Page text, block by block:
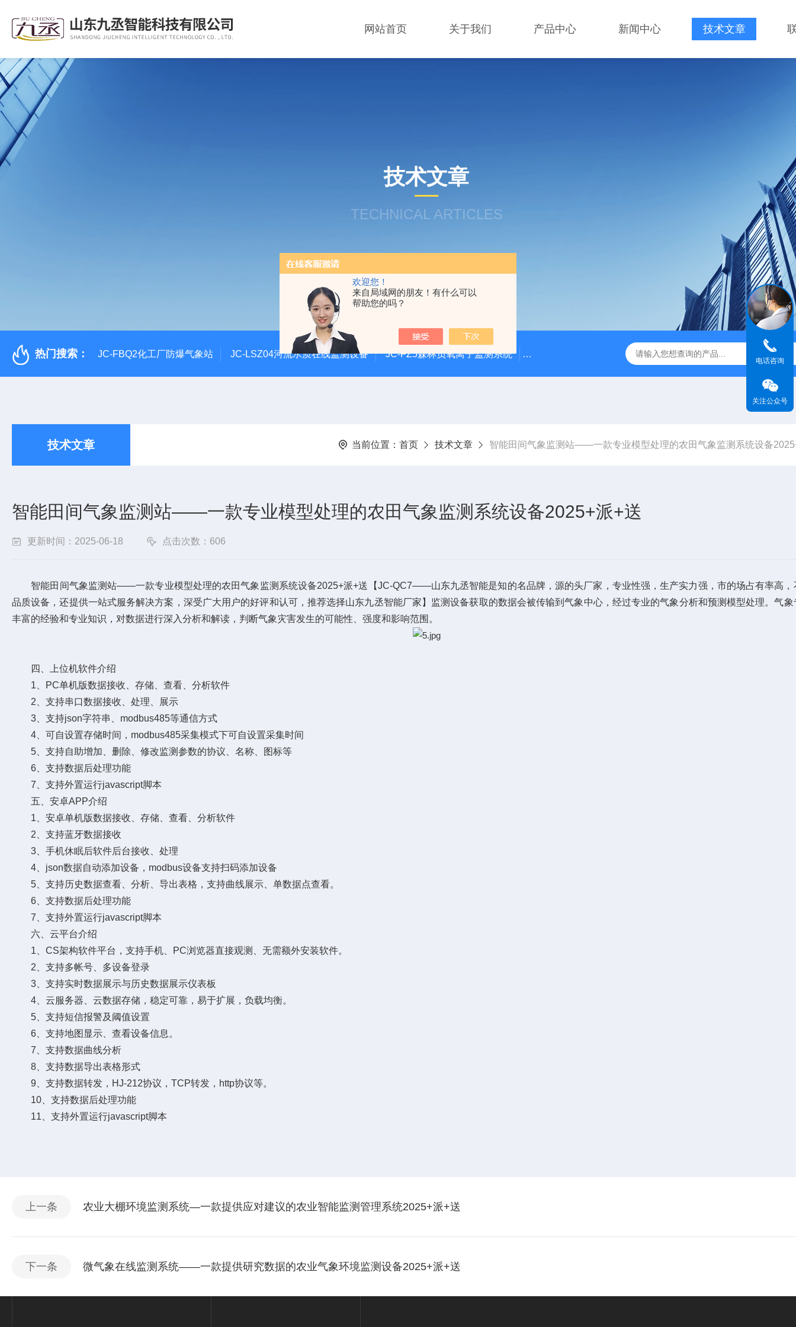
欢迎您！
来自局域网的朋友！有什么可以
帮助您的吗？
网站首页 关于我们 产品中心 新闻中心 技术文章
技术文章
TECHNICAL ARTICLES
热门搜索： JC-FBQ2化工厂防爆气象站 JC-LSZ04河流水质在线监测设备 JC-FZ5森林负氧离子监测系统 JC-FZ5大气负氧离子监测站 JC-ZS07多参数污水在线检测仪
技术文章 当前位置： 首页 技术文章 智能田间气象监测站——一款专业模型处理的农田气象监测系统设备
智能田间气象监测站——一款专业模型处理的农田气象监测系统设备2025+派+送
更新时间：2025-06-18 点击次数：606
智能田间气象监测站——一款专业模型处理的农田气象监测系统设备2025+派+送【JC-QC7——山东九丞智能是知的名品牌，源的头厂家，专业性强，生产实力强，市的场占有率高，
品质设备，还提供一站式服务解决方案，深受广大用户的好评和认可，推荐选择山东九丞智能厂家】监测设备获取的数据会被传输到气象中心，经过专业的气象分析和预测模型处理。气象
丰富的经验和专业知识，对数据进行深入分析和解读，判断气象灾害发生的可能性、强度和影响范围。
四、上位机软件介绍
1、PC单机版数据接收、存储、查看、分析软件
2、支持串口数据接收、处理、展示
3、支持json字符串、modbus485等通信方式
4、可自设置存储时间，modbus485采集模式下可自设置采集时间
5、支持自助增加、删除、修改监测参数的协议、名称、图标等
6、支持数据后处理功能
7、支持外置运行javascript脚本
五、安卓APP介绍
1、安卓单机版数据接收、存储、查看、分析软件
2、支持蓝牙数据接收
3、手机休眠后软件后台接收、处理
4、json数据自动添加设备，modbus设备支持扫码添加设备
5、支持历史数据查看、分析、导出表格，支持曲线展示、单数据点查看。
6、支持数据后处理功能
7、支持外置运行javascript脚本
六、云平台介绍
1、CS架构软件平台，支持手机、PC浏览器直接观测、无需额外安装软件。
2、支持多帐号、多设备登录
3、支持实时数据展示与历史数据展示仪表板
4、云服务器、云数据存储，稳定可靠，易于扩展，负载均衡。
5、支持短信报警及阈值设置
6、支持地图显示、查看设备信息。
7、支持数据曲线分析
8、支持数据导出表格形式
9、支持数据转发，HJ-212协议，TCP转发，http协议等。
10、支持数据后处理功能
11、支持外置运行javascript脚本
上一条 农业大棚环境监测系统—一款提供应对建议的农业智能监测管理系统2025+派+送
下一条 微气象在线监测系统——一款提供研究数据的农业气象环境监测设备2025+派+送
电话咨询
关注公众号